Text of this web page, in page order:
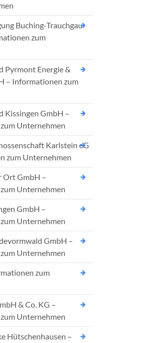
Buching-Trauchgau
zum
Pyrmont Energie &
– Informationen zum
Kissingen GmbH –
Unternehmen
Karlstein eG
zum Unternehmen
Ort GmbH –
Unternehmen
GmbH –
Unternehmen
GmbH –
Unternehmen
zum
& Co. KG –
Unternehmen
Hütschenhausen –